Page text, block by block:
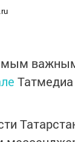
Татмедиа